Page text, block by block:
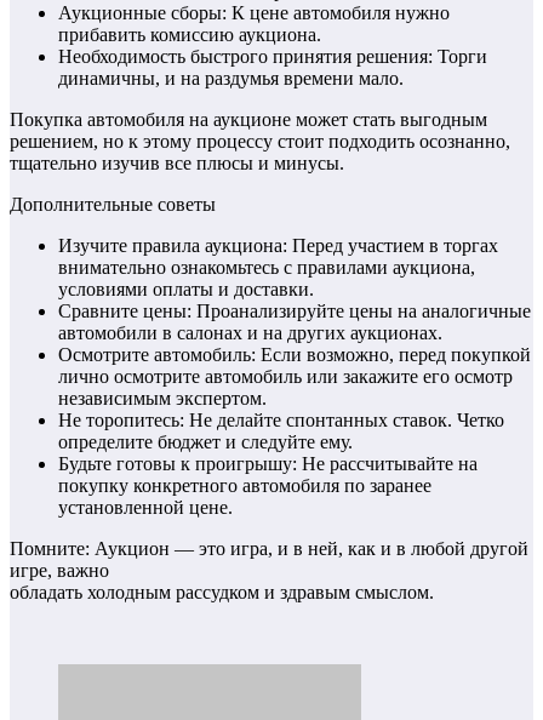
Аукционные сборы: К цене автомобиля нужно
прибавить комиссию аукциона.
Необходимость быстрого принятия решения: Торги
динамичны, и на раздумья времени мало.
Покупка автомобиля на аукционе может стать выгодным
решением, но к этому процессу стоит подходить осознанно,
тщательно изучив все плюсы и минусы.
Дополнительные советы
Изучите правила аукциона: Перед участием в торгах
внимательно ознакомьтесь с правилами аукциона,
условиями оплаты и доставки.
Сравните цены: Проанализируйте цены на аналогичные
автомобили в салонах и на других аукционах.
Осмотрите автомобиль: Если возможно, перед покупкой
лично осмотрите автомобиль или закажите его осмотр
независимым экспертом.
Не торопитесь: Не делайте спонтанных ставок. Четко
определите бюджет и следуйте ему.
Будьте готовы к проигрышу: Не рассчитывайте на
покупку конкретного автомобиля по заранее
установленной цене.
Помните: Аукцион — это игра, и в ней, как и в любой другой
игре, важно
обладать холодным рассудком и здравым смыслом.